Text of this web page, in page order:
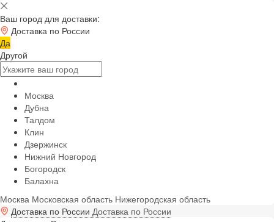
Ваш город для доставки:
Доставка по России
Да
Другой
Москва
Дубна
Талдом
Клин
Дзержинск
Нижний Новгород
Богородск
Балахна
Москва Московская область Нижегородская область
Доставка по России Доставка по России